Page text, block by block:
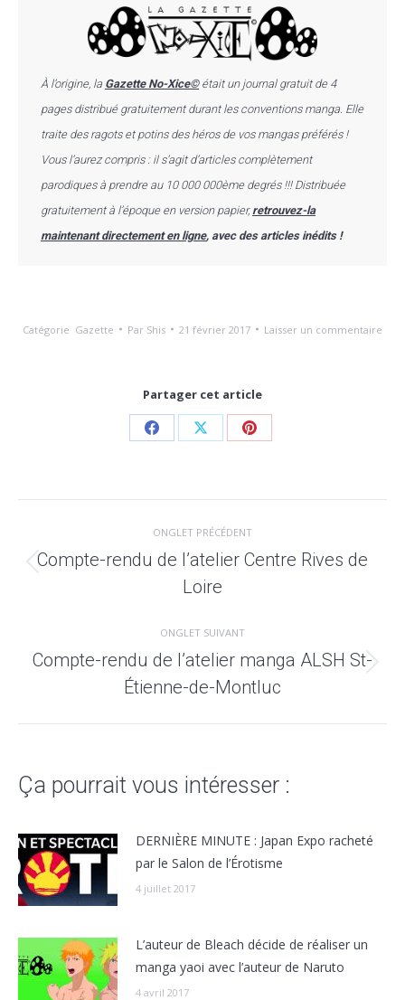
À l’origine, la Gazette No-Xice©était un journal gratuit de 4
pages distribué gratuitement durant les conventions manga. Elle
traite des ragots et potins des héros de vos mangas préférés !
Vous l’aurez compris : il s’agit d’articles complètement
parodiques à prendre au 10 000 000ème degrés !!! Distribuée
gratuitement à l’époque en version papier, retrouvez-la
maintenant directement en ligne, avec des articles inédits !
Catégorie Gazette Par Shis 21 février 2017 Laisser un commentaire
Partager cet article
ONGLET PRÉCÉDENT
Compte-rendu de l’atelier Centre Rives de
Loire
ONGLET SUIVANT
Compte-rendu de l’atelier manga ALSH St-
Étienne-de-Montluc
Ça pourrait vous intéresser :
DERNIÈRE MINUTE : Japan Expo racheté
par le Salon de l’Érotisme
4 juillet 2017
L’auteur de Bleach décide de réaliser un
manga yaoi avec l’auteur de Naruto
4 avril 2017